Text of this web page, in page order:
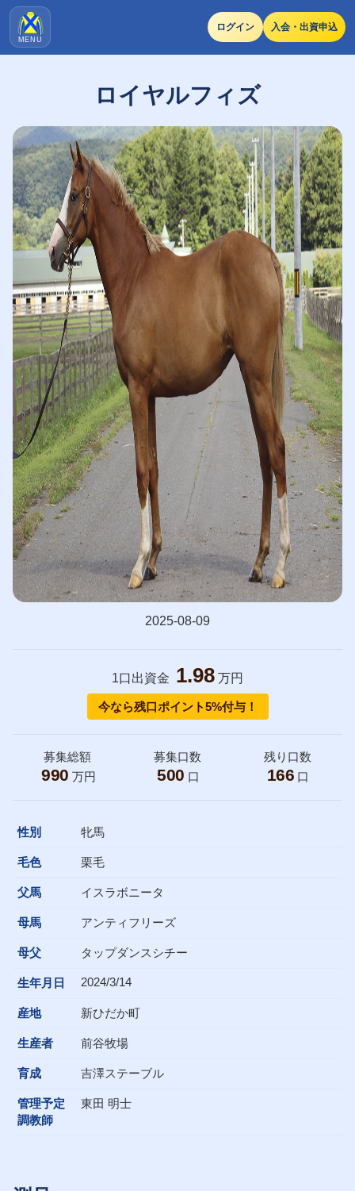
MENU
ログイン 入会・出資申込
ロイヤルフィズ
2025-08-09
1口出資金 1.98 万円
今なら残口ポイント5%付与！
募集総額
990 万円
募集口数
500 口
残り口数
166 口
性別 牝馬
毛色 栗毛
父馬 イスラボニータ
母馬 アンティフリーズ
母父 タップダンスシチー
生年月日 2024/3/14
産地 新ひだか町
生産者 前谷牧場
育成 吉澤ステーブル
管理予定
調教師
東田 明士